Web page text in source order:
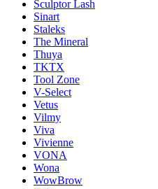
Sculptor Lash
Sinart
Staleks
The Mineral
Thuya
TKTX
Tool Zone
V-Select
Vetus
Vilmy
Viva
Vivienne
VONA
Wona
WowBrow